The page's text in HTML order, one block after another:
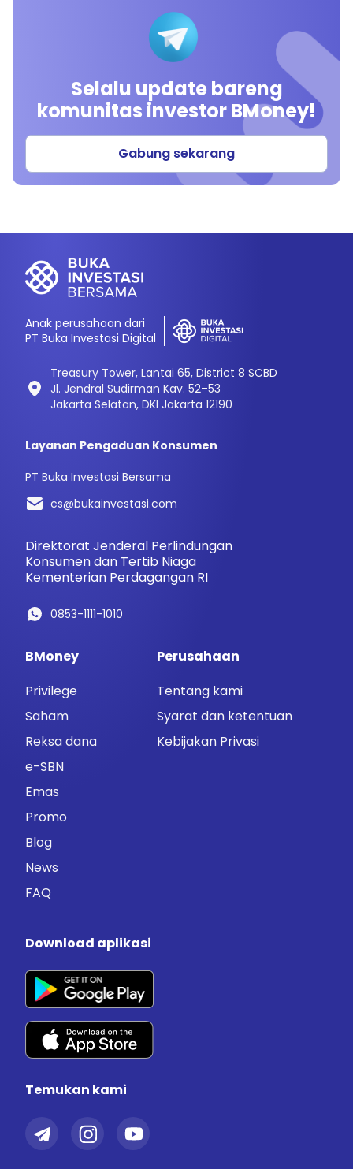
Selalu update bareng
komunitas investor BMoney!
Gabung sekarang
Anak perusahaan dari
PT Buka Investasi Digital
Treasury Tower, Lantai 65, District 8 SCBD
Jl. Jendral Sudirman Kav. 52–53
Jakarta Selatan, DKI Jakarta 12190
Layanan Pengaduan Konsumen
PT Buka Investasi Bersama
cs@bukainvestasi.com
Direktorat Jenderal Perlindungan
Konsumen dan Tertib Niaga
Kementerian Perdagangan RI
0853-1111-1010
BMoney
Privilege
Saham
Reksa dana
e-SBN
Emas
Promo
Blog
News
FAQ
Perusahaan
Tentang kami
Syarat dan ketentuan
Kebijakan Privasi
Download aplikasi
Temukan kami